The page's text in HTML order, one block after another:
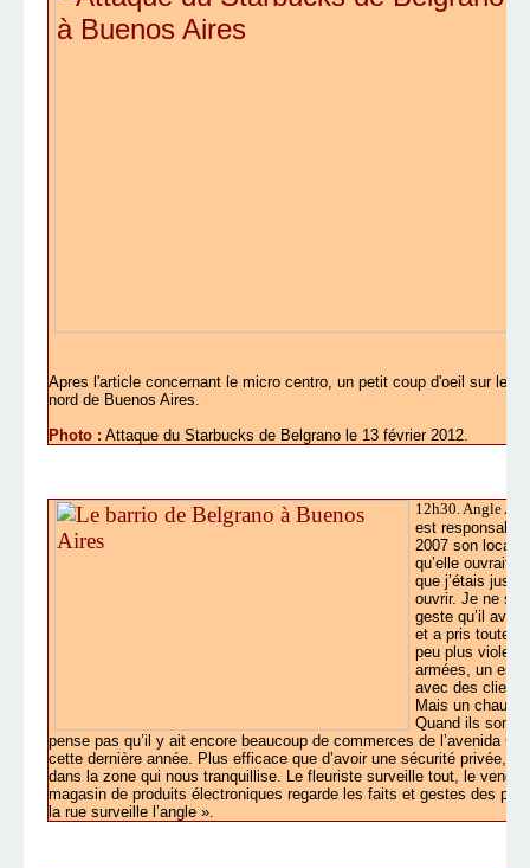
Apres l'article concernant le micro centro, un petit coup d'oeil sur le
nord de Buenos Aires.
Photo : Attaque du Starbucks de Belgrano le 13 février 2012.
12h30. Angle
est responsable
2007 son local.
qu’elle ouvrait
que j’étais
ouvrir. Je ne
geste qu’il
et a pris toute
peu plus
armées, un est
avec des clients
Mais un
Quand ils sont
pense pas qu’il y ait encore beaucoup de commerces de l’avenida
cette dernière année. Plus efficace que d’avoir une sécurité privée,
dans la zone qui nous tranquillise. Le fleuriste surveille tout, le
magasin de produits électroniques regarde les faits et gestes des
la rue surveille l’angle ».